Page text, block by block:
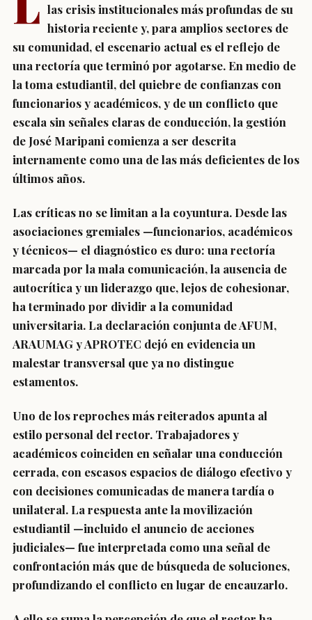
las crisis institucionales más profundas de su
historia reciente y, para amplios sectores de
su comunidad, el escenario actual es el reflejo de
una rectoría que terminó por agotarse. En medio de
la toma estudiantil, del quiebre de confianzas con
funcionarios y académicos, y de un conflicto que
escala sin señales claras de conducción, la gestión
de José Maripani comienza a ser descrita
internamente como una de las más deficientes de los
últimos años.
Las críticas no se limitan a la coyuntura. Desde las
asociaciones gremiales —funcionarios, académicos
y técnicos— el diagnóstico es duro: una rectoría
marcada por la mala comunicación, la ausencia de
autocrítica y un liderazgo que, lejos de cohesionar,
ha terminado por dividir a la comunidad
universitaria. La declaración conjunta de AFUM,
ARAUMAG y APROTEC dejó en evidencia un
malestar transversal que ya no distingue
estamentos.
Uno de los reproches más reiterados apunta al
estilo personal del rector. Trabajadores y
académicos coinciden en señalar una conducción
cerrada, con escasos espacios de diálogo efectivo y
con decisiones comunicadas de manera tardía o
unilateral. La respuesta ante la movilización
estudiantil —incluido el anuncio de acciones
judiciales— fue interpretada como una señal de
confrontación más que de búsqueda de soluciones,
profundizando el conflicto en lugar de encauzarlo.